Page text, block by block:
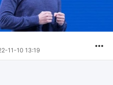
11-10 13:19